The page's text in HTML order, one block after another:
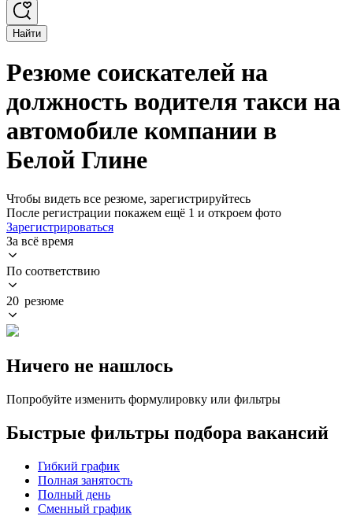
Найти
Резюме соискателей на
должность водителя такси на
автомобиле компании в
Белой Глине
Чтобы видеть все резюме, зарегистрируйтесь
После регистрации покажем ещё 1 и откроем фото
Зарегистрироваться
За всё время
По соответствию
20 резюме
Ничего не нашлось
Попробуйте изменить формулировку или фильтры
Быстрые фильтры подбора вакансий
Гибкий график
Полная занятость
Полный день
Сменный график